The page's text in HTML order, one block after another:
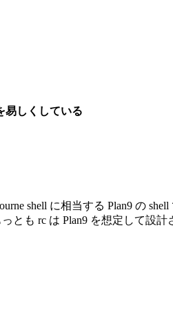
易しくしている
shell に相当する Plan9 の
とも rc は Plan9 を想定して設計